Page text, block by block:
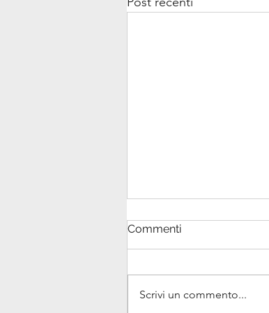
Commenti
Scrivi un commento...